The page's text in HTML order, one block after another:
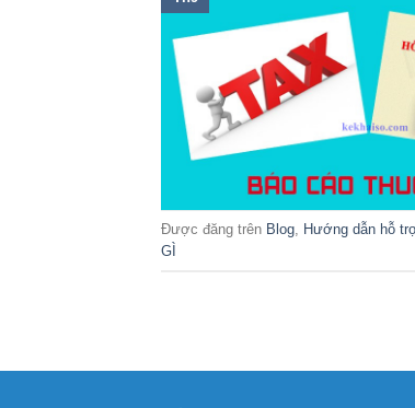
Được đăng trên Blog Hướng dẫn hỗ
GÌ